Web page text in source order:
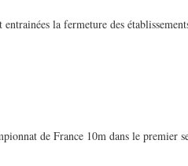
la fermeture des
de France 10m dans le premier